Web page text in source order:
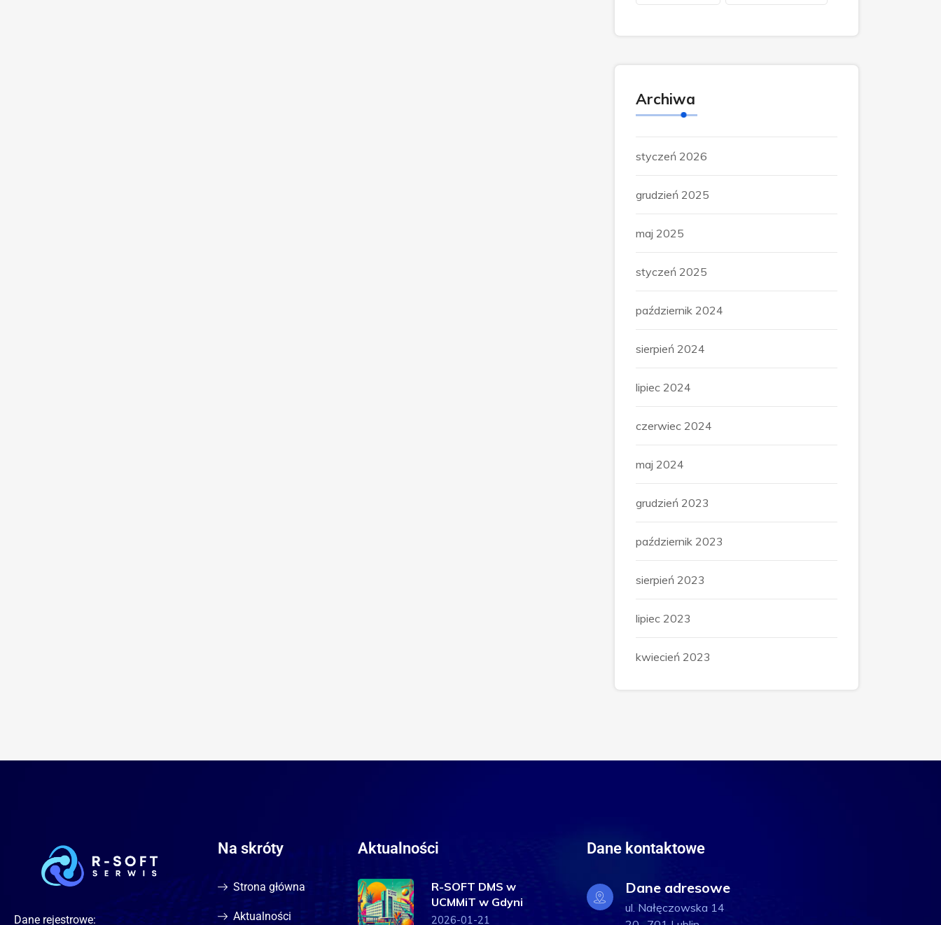
Archiwa
styczeń 2026
grudzień 2025
maj 2025
styczeń 2025
październik 2024
sierpień 2024
lipiec 2024
czerwiec 2024
maj 2024
grudzień 2023
październik 2023
sierpień 2023
lipiec 2023
kwiecień 2023
Dane rejestrowe:
Na skróty
Strona główna
Aktualności
Aktualności
R-SOFT DMS w
UCMMiT w Gdyni
2026-01-21
Dane kontaktowe
Dane adresowe
ul. Nałęczowska 14